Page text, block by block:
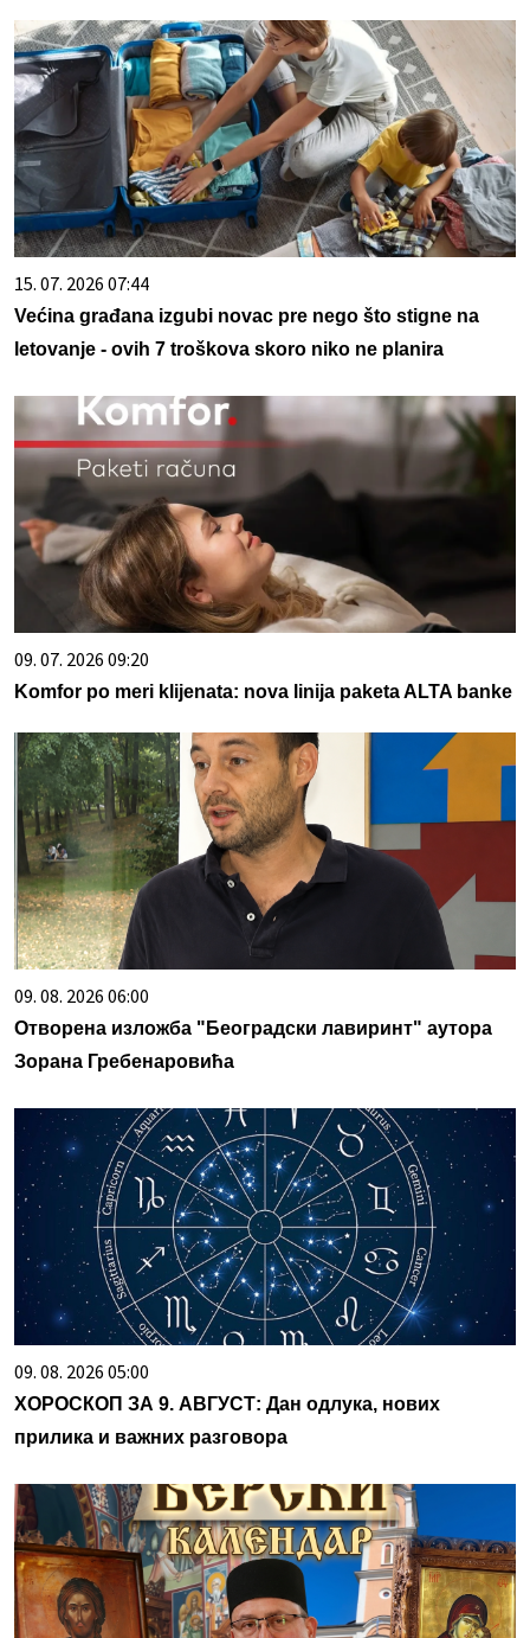
15. 07. 2026 07:44
Većina građana izgubi novac pre nego što stigne na
letovanje - ovih 7 troškova skoro niko ne planira
09. 07. 2026 09:20
Komfor po meri klijenata: nova linija paketa ALTA banke
09. 08. 2026 06:00
Отворена изложба "Београдски лавиринт" аутора
Зорана Гребенаровића
09. 08. 2026 05:00
ХОРОСКОП ЗА 9. АВГУСТ: Дан одлука, нових
прилика и важних разговора